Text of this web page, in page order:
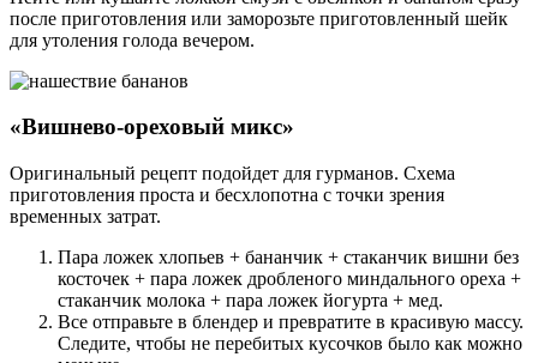
после приготовления или заморозьте приготовленный шейк
для утоления голода вечером.
«Вишнево-ореховый микс»
Оригинальный рецепт подойдет для гурманов. Схема
приготовления проста и бесхлопотна с точки зрения
временных затрат.
Пара ложек хлопьев + бананчик + стаканчик вишни без
косточек + пара ложек дробленого миндального ореха +
стаканчик молока + пара ложек йогурта + мед.
Все отправьте в блендер и превратите в красивую массу.
Следите, чтобы не перебитых кусочков было как можно